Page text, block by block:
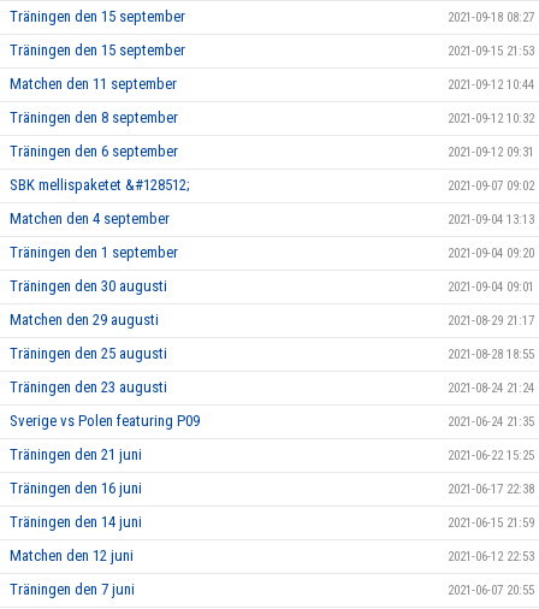
Träningen den 15 september 2021-09-18 08:27
Träningen den 15 september 2021-09-15 21:53
Matchen den 11 september 2021-09-12 10:44
Träningen den 8 september 2021-09-12 10:32
Träningen den 6 september 2021-09-12 09:31
SBK mellispaketet &#128512; 2021-09-07 09:02
Matchen den 4 september 2021-09-04 13:13
Träningen den 1 september 2021-09-04 09:20
Träningen den 30 augusti 2021-09-04 09:01
Matchen den 29 augusti 2021-08-29 21:17
Träningen den 25 augusti 2021-08-28 18:55
Träningen den 23 augusti 2021-08-24 21:24
Sverige vs Polen featuring P09 2021-06-24 21:35
Träningen den 21 juni 2021-06-22 15:25
Träningen den 16 juni 2021-06-17 22:38
Träningen den 14 juni 2021-06-15 21:59
Matchen den 12 juni 2021-06-12 22:53
Träningen den 7 juni 2021-06-07 20:55